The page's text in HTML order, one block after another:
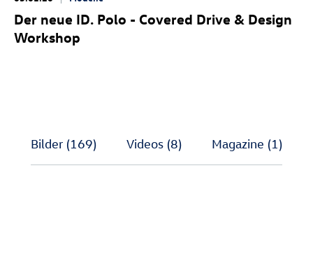
Der neue ID. Polo - Covered Drive & Design
Workshop
Bilder (169) Videos (8) Magazine (1)